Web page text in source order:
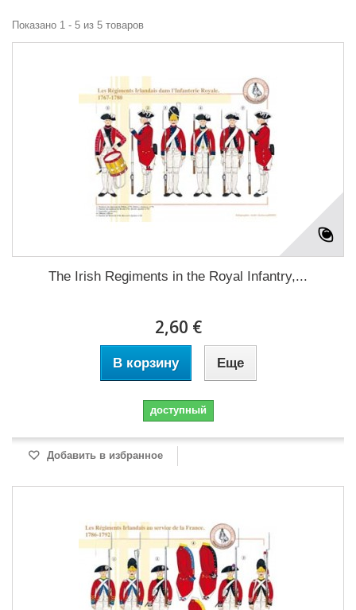
Показано 1 - 5 из 5 товаров
The Irish Regiments in the Royal Infantry,...
2,60 €
В корзину Еще
доступный
Добавить в избранное